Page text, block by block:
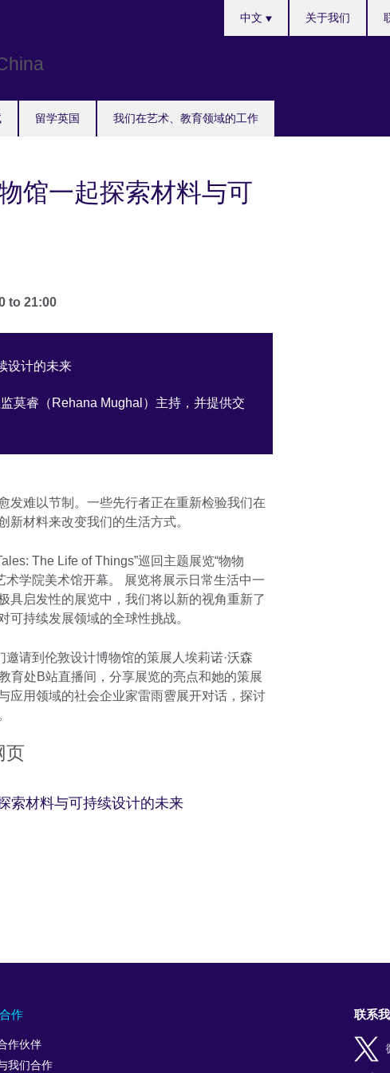
留学英国 我们在艺术、教育领域的工作
your
中文 关于我们
馆一起探索材料与可
to21:00
设计的未来
莫睿（Rehana Mughal）主持，并提供交
发难以节制。一些先行者正在重新检验我们在
新材料来改变我们的生活方式。
The Life of Things”巡回主题展览“物物
学院美术馆开幕。 展览将展示日常生活中一
具启发性的展览中，我们将以新的视角重新了
可持续发展领域的全球性挑战。
请到伦敦设计博物馆的策展人埃莉诺·沃森
育处B站直播间，分享展览的亮点和她的策展
应用领域的社会企业家雷雨霫展开对话，探讨
页
索材料与可持续设计的未来
作
作伙伴
我们合作
联系